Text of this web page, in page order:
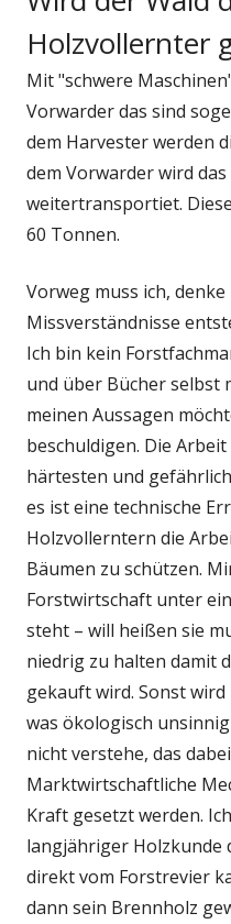
Holzvollernter
Mit "schwere
Vorwarder das sind
dem Harvester werden
dem Vorwarder wird
weitertransportiet.
60 Tonnen.
Vorweg muss ich,
Missverständnisse
Ich bin kein
und über Bücher selbst
meinen Aussagen
beschuldigen. Die
härtesten und
es ist eine technische
Holzvollerntern die
Bäumen zu schützen.
Forstwirtschaft unter
steht – will heißen sie
niedrig zu halten damit
gekauft wird. Sonst
was ökologisch
nicht verstehe, das
Marktwirtschaftliche
Kraft gesetzt werden.
langjähriger Holzkunde
direkt vom Forstrevier
dann sein Brennholz